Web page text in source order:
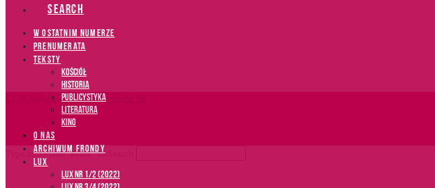
SEARCH
W OSTATNIM NUMERZE
PRENUMERATA
TEKSTY
Kościół
Historia
Publicystyka
Literatura
Kino
O NAS
ARCHIWUM FRONDY
LUX
LUX NR 1/2 (2022)
LUX.wydawnictwofronda.pl
Type and Press “enter” to Search